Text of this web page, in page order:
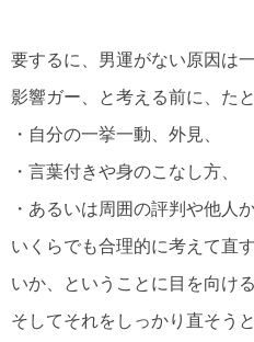
要するに、男運がない原因は
影響ガー、と考える前に、た
・自分の一挙一動、外見、
・言葉付きや身のこなし方、
・あるいは周囲の評判や他人
いくらでも合理的に考えて直
いか、ということに目を向ける
そしてそれをしっかり直そう